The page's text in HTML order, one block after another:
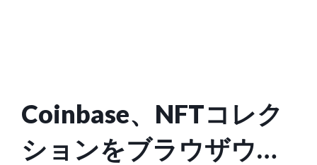
Coinbase、NFTコレク
ションをブラウザウォ